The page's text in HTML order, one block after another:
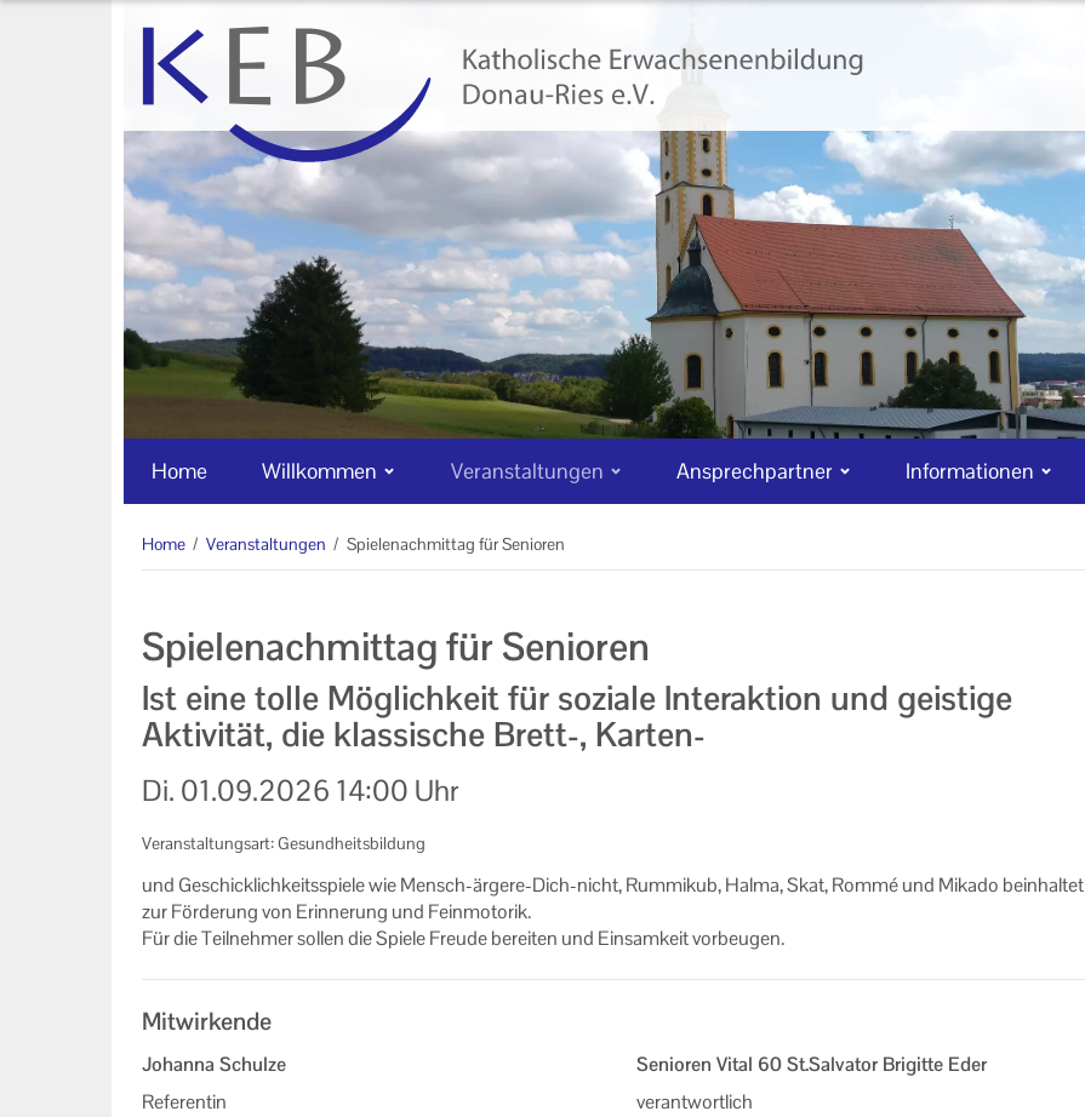
Home Willkommen Veranstaltungen Ansprechpartner Informationen
Home / Veranstaltungen / Spielenachmittag für Senioren
Spielenachmittag für Senioren
Ist eine tolle Möglichkeit für soziale Interaktion und geistige
Aktivität, die klassische Brett-, Karten-
Di. 01.09.2026 14:00 Uhr
Veranstaltungsart: Gesundheitsbildung
und Ge­schick­lich­keits­spie­le wie Mensch-​ärgere-Dich-nicht, Rum­mi­kub, Halma, Skat, Rommé und Mi­ka­do be­inhal­tet
zur För­de­rung von Er­in­ne­rung und Fein­mo­to­rik.
Für die Teil­neh­mer sol­len die Spie­le Freu­de be­rei­ten und Ein­sam­keit vor­beu­gen.
Mitwirkende
Johanna Schulze
Referentin
Senioren Vital 60 St.Salvator Brigitte Eder
verantwortlich
Veranstaltungen
Online-Veranstaltungen
Zentrale Veranstaltungen
Eltern-Kind-Gruppen
Alle Veranstaltungen
Datenschutzerklärung